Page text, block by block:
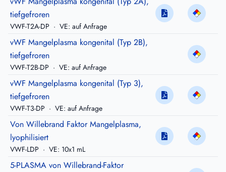
tiefgefroren
VWF-T2A-DP · VE: auf Anfrage
vWF Mangelplasma kongenital (Typ 2B),
tiefgefroren
VWF-T2B-DP · VE: auf Anfrage
vWF Mangelplasma kongenital (Typ 3),
tiefgefroren
VWF-T3-DP · VE: auf Anfrage
Von Willebrand Faktor Mangelplasma,
lyophilisiert
VWF-LDP · VE: 10x1 mL
5-PLASMA von Willebrand-Faktor